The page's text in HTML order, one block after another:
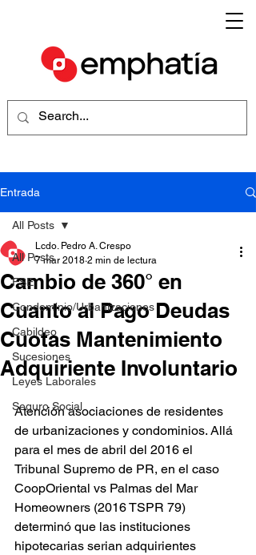
Entrada
All Posts
FSE
Condominio/Urbanizaciones
Cabildeo
Sucesiones
Leyes Laborales
Seguro Social
All Posts
Cambio de 360° en
Cuanto al Pago Deudas
Cuotas Mantenimiento
Adquiriente Involuntario
Lcdo. Pedro A. Crespo
7 mar 2018 2 min de lectura
Atención asociaciones de residentes
de urbanizaciones y condominios. Allá
para el mes de abril del 2016 el
Tribunal Supremo de PR, en el caso
CoopOriental vs Palmas del Mar
Homeowners (2016 TSPR 79)
determinó que las instituciones
hipotecarias serian adquirientes